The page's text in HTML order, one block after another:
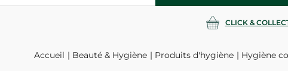
CLICK &
Accueil Beauté & Hygiène Produits d'hygiène Hygiène